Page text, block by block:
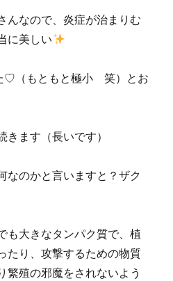
んなので、炎症が治まりむ
に美しい
♡（もともと極小 笑）とお
ます（長いです）
なのかと言いますと？ザク
も大きなタンパク質で、植
たり、攻撃するための物質
繁殖の邪魔をされないよう